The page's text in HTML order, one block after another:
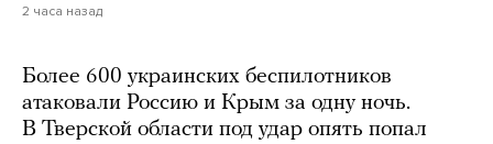
2 часа назад
Более 600 украинских беспилотников
атаковали Россию и Крым за одну ночь.
В Тверской области под удар опять попал